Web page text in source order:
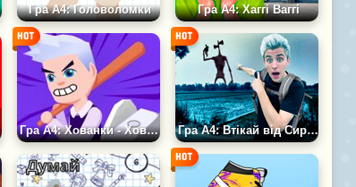
Гра А4: Головоломки Гра А4: Хаггі Ваггі
Гра А4: Хованки - Ховайся або Шукай Гра А4: Втікай від Сиреноголового